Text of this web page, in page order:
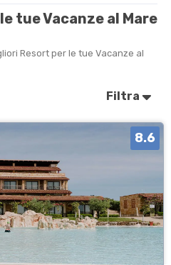
tue Vacanze al Mare
Resort per le tue Vacanze al
Filtra
8.6